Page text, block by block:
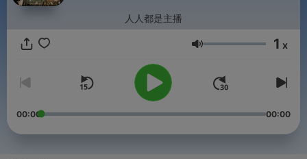
人人都是主播
Volume 1 x
00:00 00:00